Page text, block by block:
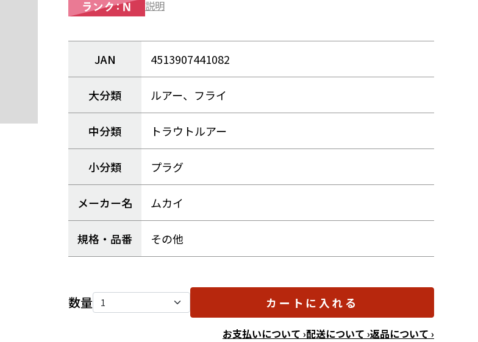
説明
JAN 4513907441082
大分類 ルアー、フライ
中分類 トラウトルアー
小分類 プラグ
メーカー名 ムカイ
規格・品番 その他
数量 カートに入れる
お支払いについて ›配送について ›返品について ›